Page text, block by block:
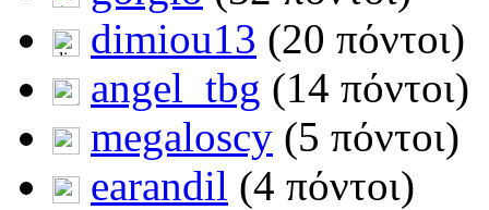
dimiou13 (20 πόντοι)
angel_tbg (14 πόντοι)
megaloscy (5 πόντοι)
earandil (4 πόντοι)